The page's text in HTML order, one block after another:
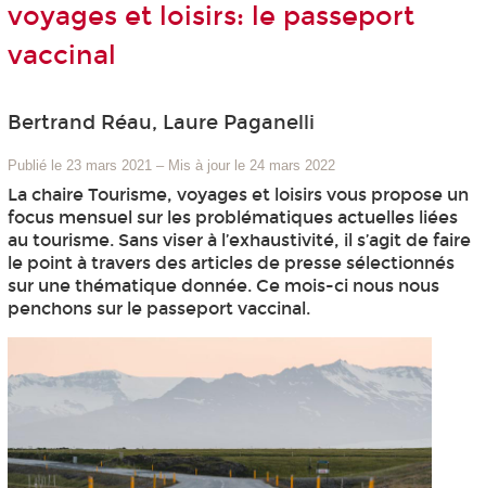
voyages et loisirs: le passeport
vaccinal
Bertrand Réau, Laure Paganelli
Publié le 23 mars 2021 – Mis à jour le 24 mars 2022
La chaire Tourisme, voyages et loisirs vous propose un
focus mensuel sur les problématiques actuelles liées
au tourisme. Sans viser à l’exhaustivité, il s’agit de faire
le point à travers des articles de presse sélectionnés
sur une thématique donnée. Ce mois-ci nous nous
penchons sur le passeport vaccinal.